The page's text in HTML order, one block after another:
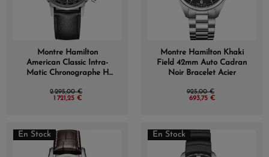
Montre Hamilton
American Classic Intra-
Matic Chronographe H
Bracelet Cuir 40 mm
2 295,00 €
1 721,25 €
Montre Hamilton Khaki
Field 42mm Auto Cadran
Noir Bracelet Acier
925,00 €
693,75 €
En Stock En Stock